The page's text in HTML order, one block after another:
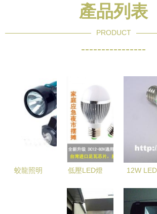
產品列表
PRODUCT
----------------
蛟龍照明
低壓LED燈
車照明到夜
12W LED
行情與批